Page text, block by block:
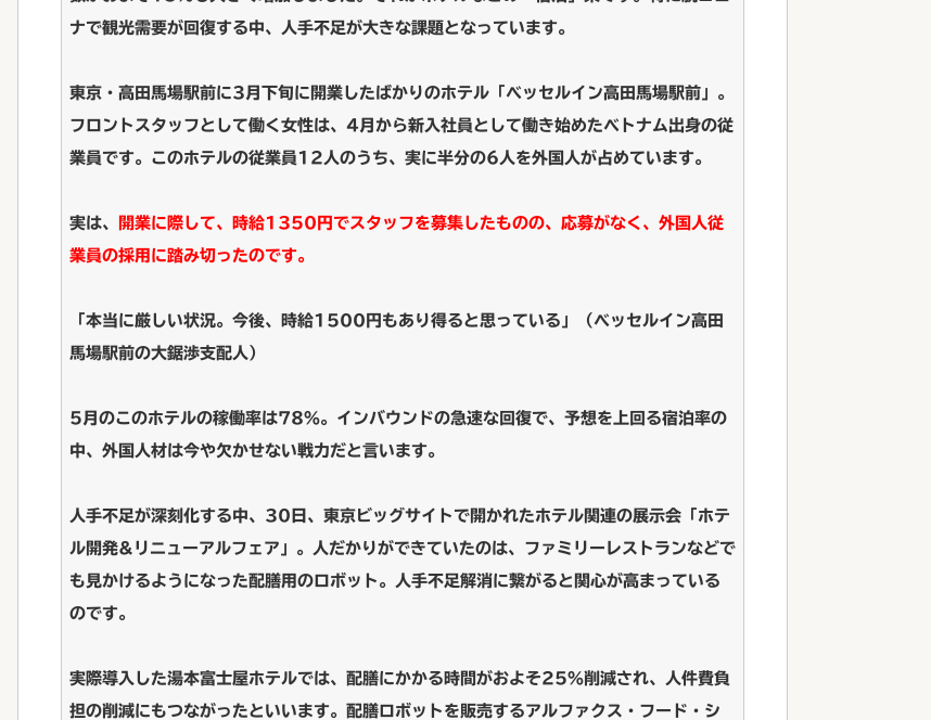
ナで観光需要が回復する中、人手不足が大きな課題となっています。
東京・高田馬場駅前に3月下旬に開業したばかりのホテル「ベッセルイン高田馬場駅前」。
フロントスタッフとして働く女性は、4月から新入社員として働き始めたベトナム出身の従
業員です。このホテルの従業員12人のうち、実に半分の6人を外国人が占めています。
実は、
開業に際して、時給1350円でスタッフを募集したものの、応募がなく、外国人従
業員の採用に踏み切ったのです。
「本当に厳しい状況。今後、時給1500円もあり得ると思っている」（ベッセルイン高田
馬場駅前の大鋸渉支配人）
5月のこのホテルの稼働率は78%。インバウンドの急速な回復で、予想を上回る宿泊率の
中、外国人材は今や欠かせない戦力だと言います。
人手不足が深刻化する中、30日、東京ビッグサイトで開かれたホテル関連の展示会「ホテ
ル開発&リニューアルフェア」。人だかりができていたのは、ファミリーレストランなどで
も見かけるようになった配膳用のロボット。人手不足解消に繋がると関心が高まっている
のです。
実際導入した湯本富士屋ホテルでは、配膳にかかる時間がおよそ25%削減され、人件費負
担の削減にもつながったといいます。配膳ロボットを販売するアルファクス・フード・シ